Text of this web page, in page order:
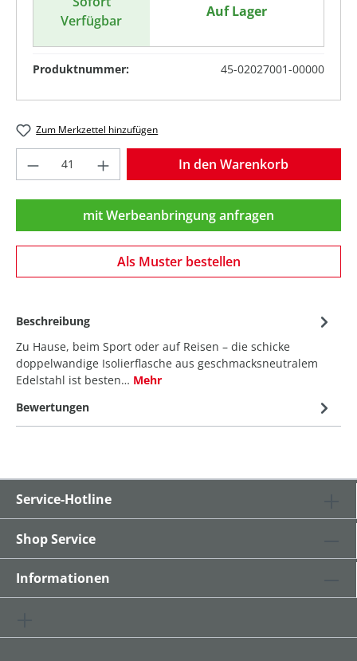
Verfügbar
Auf Lager
Produktnummer: 45-02027001-00000
Zum Merkzettel hinzufügen
Produkt Anzahl: Gib den gewünschten
In den Warenkorb
mit Werbeanbringung anfragen
Als Muster bestellen
Beschreibung
Zu Hause, beim Sport oder auf Reisen – die schicke
doppelwandige Isolierflasche aus geschmacksneutralem
Edelstahl ist besten… Mehr
Bewertungen
Service-Hotline
Shop Service
Informationen